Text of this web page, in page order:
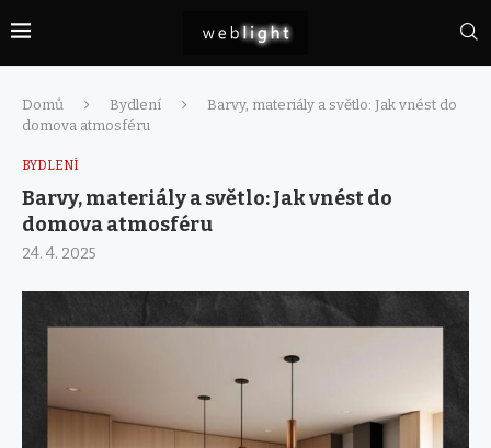
Domů Bydlení
Barvy, materiály a světlo: Jak vnést do
domova atmosféru
BYDLENÍ
Barvy, materiály a světlo: Jak vnést do
domova atmosféru
24. 4. 2025